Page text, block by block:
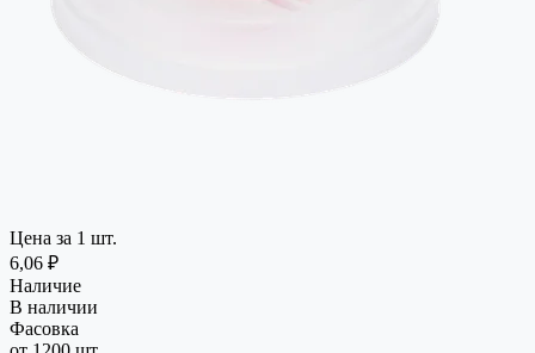
Цена за 1 шт.
6,06 ₽
Наличие
В наличии
Фасовка